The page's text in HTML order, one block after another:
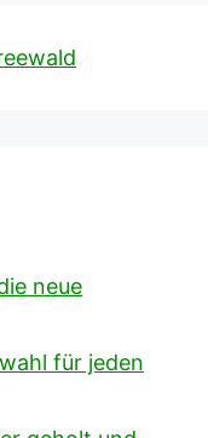
neue
für jeden